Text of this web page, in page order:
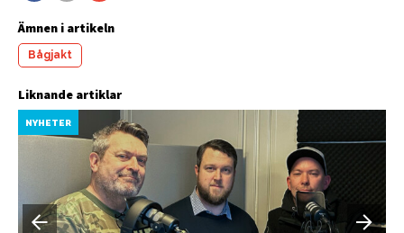
Ämnen i artikeln
Bågjakt
Liknande artiklar
NYHETER